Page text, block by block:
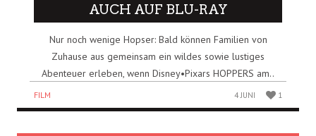
AUCH AUF BLU-RAY
Nur noch wenige Hopser: Bald können Familien von
Zuhause aus gemeinsam ein wildes sowie lustiges
Abenteuer erleben, wenn Disney•Pixars HOPPERS am..
FILM 4 JUNI 1